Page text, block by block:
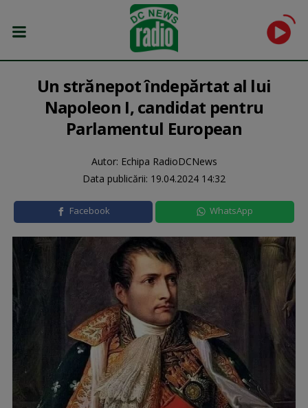
Un strănepot îndepărtat al lui
Napoleon I, candidat pentru
Parlamentul European
Autor: Echipa RadioDCNews
Data publicării: 19.04.2024 14:32
Facebook WhatsApp